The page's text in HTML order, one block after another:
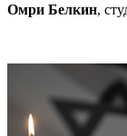
Омри Белкин,